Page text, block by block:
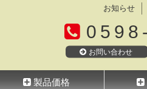
お問い合わせ
お知らせ
製品価格